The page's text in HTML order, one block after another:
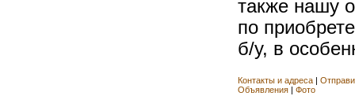
также нашу
по
б/у, в
Контакты и адреса
Объявления
Фото